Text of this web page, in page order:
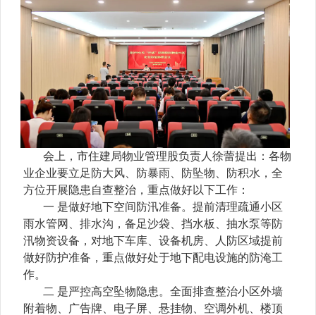
会上，市住建局物业管理股负责人徐蕾提出：各物
业企业要立足防大风、防暴雨、防坠物、防积水，全
方位开展隐患自查整治，重点做好以下工作：
一 是做好地下空间防汛准备。提前清理疏通小区
雨水管网、排水沟，备足沙袋、挡水板、抽水泵等防
汛物资设备，对地下车库、设备机房、人防区域提前
做好防护准备，重点做好处于地下配电设施的防淹工
作。
二 是严控高空坠物隐患。全面排查整治小区外墙
附着物、广告牌、电子屏、悬挂物、空调外机、楼顶